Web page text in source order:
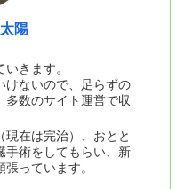
陽
きます。
ないので、足らずの
多数のサイト運営で収
現在は完治）、おとと
手術をしてもらい、新
っています。